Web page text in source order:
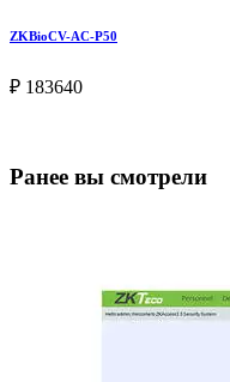
ZKBioCV-AC-P50
₽ 183640
Ранее вы смотрели